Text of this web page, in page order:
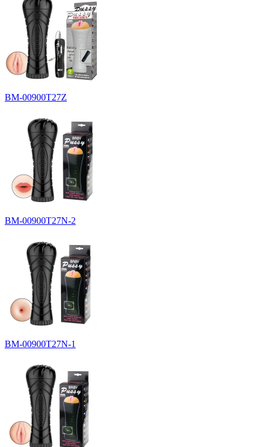
BM-00900T27Z
BM-00900T27N-2
BM-00900T27N-1